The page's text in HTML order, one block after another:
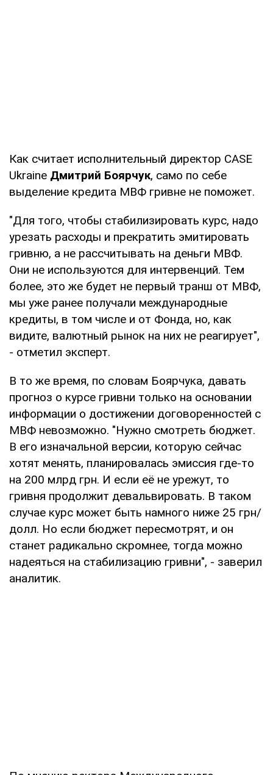
Как считает исполнительный директор CASE
Ukraine Дмитрий Боярчук, само по себе
выделение кредита МВФ гривне не поможет.
"Для того, чтобы стабилизировать курс, надо
урезать расходы и прекратить эмитировать
гривню, а не рассчитывать на деньги МВФ.
Они не используются для интервенций. Тем
более, это же будет не первый транш от МВФ,
мы уже ранее получали международные
кредиты, в том числе и от Фонда, но, как
видите, валютный рынок на них не реагирует",
- отметил эксперт.
В то же время, по словам Боярчука, давать
прогноз о курсе гривни только на основании
информации о достижении договоренностей с
МВФ невозможно. "Нужно смотреть бюджет.
В его изначальной версии, которую сейчас
хотят менять, планировалась эмиссия где-то
на 200 млрд грн. И если её не урежут, то
гривня продолжит девальвировать. В таком
случае курс может быть намного ниже 25 грн/
долл. Но если бюджет пересмотрят, и он
станет радикально скромнее, тогда можно
надеяться на стабилизацию гривни", - заверил
аналитик.